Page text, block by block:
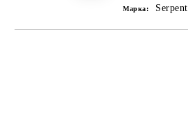
Марка: Serpent